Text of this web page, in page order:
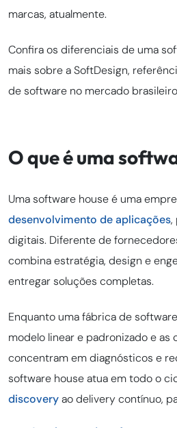
marcas, atualmente.
Confira os diferenciais de uma
mais sobre a SoftDesign,
de software no mercado
O que é uma
Uma software house é uma
desenvolvimento de aplicações,
digitais. Diferente de
combina estratégia, design e
entregar soluções completas.
Enquanto uma fábrica de
modelo linear e padronizado e as
concentram em diagnósticos e
software house atua em todo o
discoveryao delivery contínuo,